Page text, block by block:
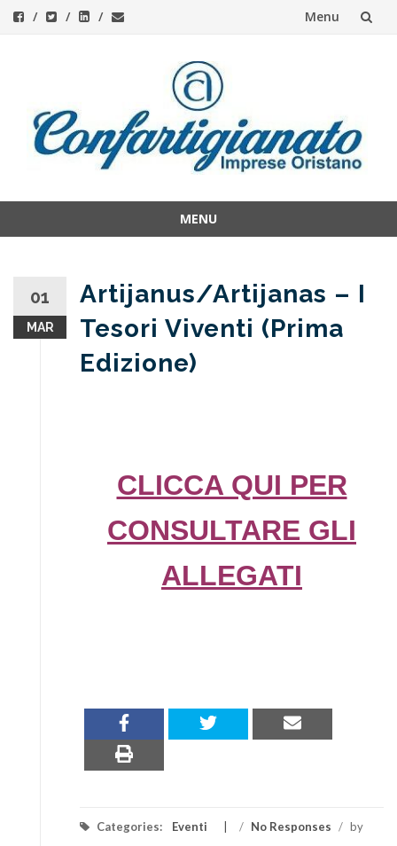
Menu
content
MENU
01
MAR
Artijanus/Artijanas – I
Tesori Viventi (Prima
Edizione)
CLICCA QUI PER
CONSULTARE GLI
ALLEGATI
Categories: Eventi / No Responses / by